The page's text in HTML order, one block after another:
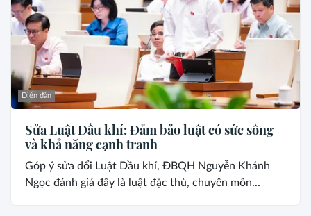
Diễn đàn
Sửa Luật Dầu khí: Đảm bảo luật có sức sống
và khả năng cạnh tranh
Góp ý sửa đổi Luật Dầu khí, ĐBQH Nguyễn Khánh
Ngọc đánh giá đây là luật đặc thù, chuyên môn...